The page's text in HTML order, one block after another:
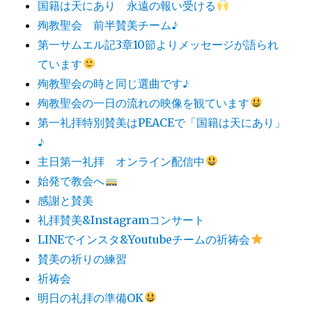
国籍は天にあり 永遠の報い受ける
殉教聖会 前半賛美チーム♪
第一サムエル記3章10節よりメッセージが語られ
ています
殉教聖会の時と同じ選曲です♪
殉教聖会の一日の流れの映像を観ています
第一礼拝特別賛美はPEACEで「国籍は天にあり」
♪
主日第一礼拝 オンライン配信中
始発で教会へ
感謝と賛美
礼拝賛美&Instagramコンサート
LINEでインスタ&Youtubeチームの祈祷会
賛美の祈りの練習
祈祷会
明日の礼拝の準備OK